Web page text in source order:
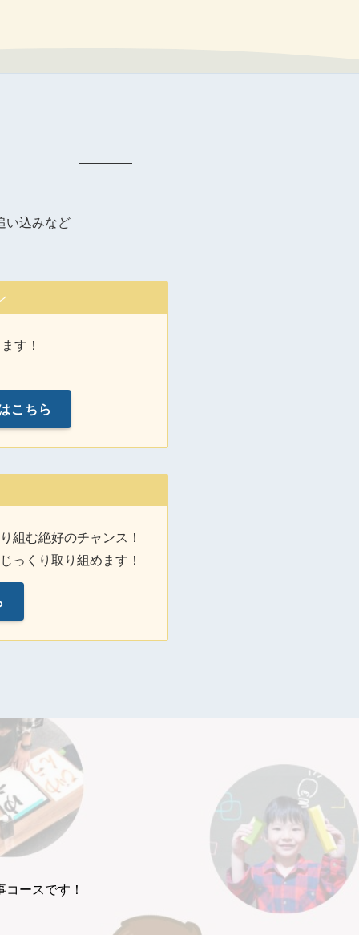
い込みなど
す！
こちら
組む絶好のチャンス！
っくり取り組めます！
ースです！